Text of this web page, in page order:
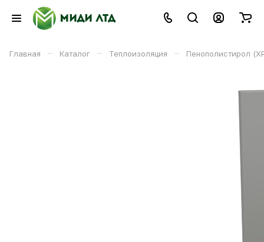
Главная – Каталог – Теплоизоляция – Пенополистирол